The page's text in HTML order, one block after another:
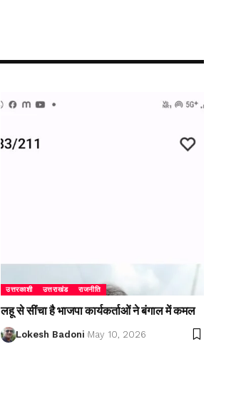
उत्तरकाशी उत्तराखंड राजनीति
लहू से सींचा है भाजपा कार्यकर्ताओं ने बंगाल में कमल
Lokesh Badoni May 10, 2026